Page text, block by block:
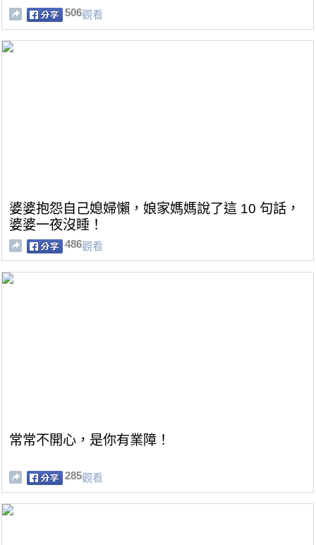
506觀看
婆婆抱怨自己媳婦懶，娘家媽媽說了這 10 句話，
婆婆一夜沒睡！
486觀看
常常不開心，是你有業障！
285觀看